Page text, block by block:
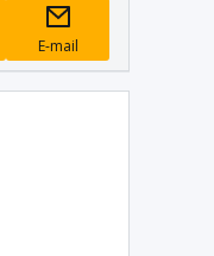
E-mail